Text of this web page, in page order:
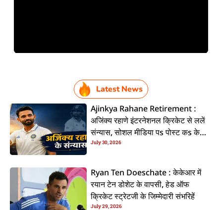
Latest News
Ajinkya Rahane Retirement :
अजिंक्य रहाणे इंटरनेशनल क्रिकेट से ललें
संन्यास, सोशल मीडिया पs पोस्ट कs के
कइलें एलान
July 30, 2026
Ryan Ten Doeschate : केकेआर में
रयान टेन डोशेट के वापसी, हेड ऑफ
क्रिकेट स्ट्रेटजी के जिम्मेदारी संभरिहें
July 29, 2026